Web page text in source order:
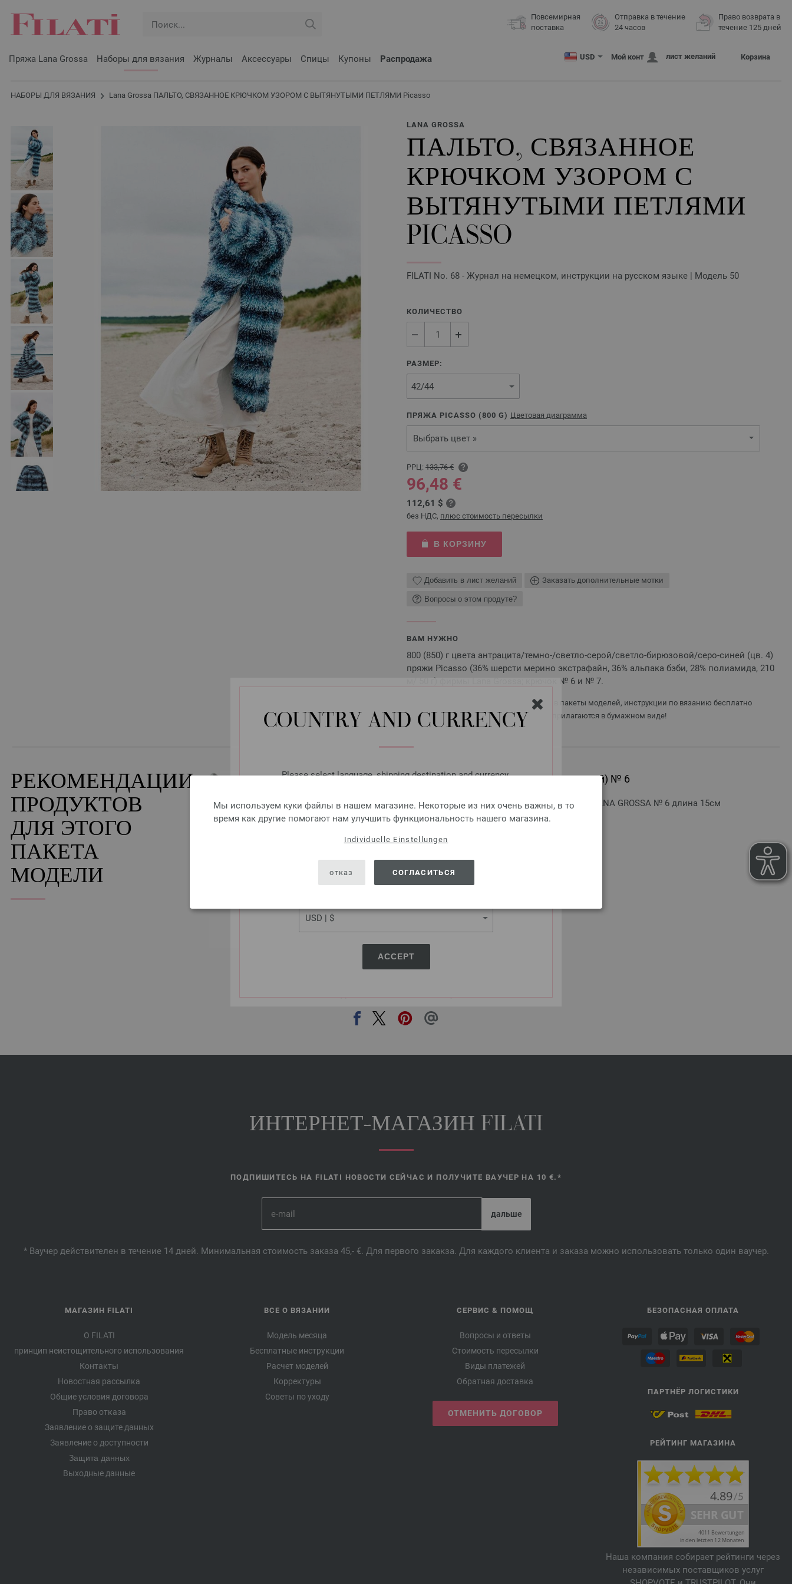
COUNTRY AND CURRENCY
Please select language, shipping destination and currency.
SHIPPING TO
USA - The United States of America
ACCEPT
Мы используем куки файлы в нашем магазине. Некоторые из них очень важны, в то
время как другие помогают нам улучшить функциональность нашего магазина.
Individuelle Einstellungen
отказ СОГЛАСИТЬСЯ
Повсемирная
поставка
Отправка в течение
24 часов
Право возврата в
течение 125 дней
Пряжа Lana Grossa Наборы для вязания Журналы Аксессуары Спицы Купоны Распродажа USD Мой конт лист желаний Корзина
НАБОРЫ ДЛЯ ВЯЗАНИЯ Lana Grossa ПАЛЬТО, СВЯЗАННОЕ КРЮЧКОМ УЗОРОМ С ВЫТЯНУТЫМИ ПЕТЛЯМИ Picasso
LANA GROSSA
ПАЛЬТО, СВЯЗАННОЕ
КРЮЧКОМ УЗОРОМ С
ВЫТЯНУТЫМИ ПЕТЛЯМИ
PICASSO
FILATI No. 68 - Журнал на немецком, инструкции на русском языке | Модель 50
КОЛИЧЕСТВО
РАЗМЕР:
ПРЯЖА PICASSO (800 G) Цветовая диаграмма
Выбрать цвет »
РРЦ: 133,76 €
96,48 €
112,61 $
без НДС, плюс стоимость пересылки
В КОРЗИНУ
Добавить в лист желаний Заказать дополнительные мотки
Вопросы о этом продуте?
ВАМ НУЖНО
800 (850) г цвета антрацита/темно-/светло-серой/светло-бирюзовой/серо-синей (цв. 4)
пряжи Picasso (36% шерсти мерино экстрафайн, 36% альпака бэби, 28% полиамида, 210
м/ 50 г) фирмы Lana Grossa; крючок № 6 и № 7.
Спицы, пуговицы, аксессуары не входят в пакеты моделей, инструкции по вязанию бесплатно
высылаются по электронной почте или прилагаются в бумажном виде!
РЕКОМЕНДАЦИИ
ПРОДУКТОВ
ДЛЯ ЭТОГО
ПАКЕТА
МОДЕЛИ
крючок с мягкой накладкой (алюминий) № 6
крючок с мягкой накладкой (алюминий) от LANA GROSSA № 6 длина 15см
2,73 €
3,19 $
КОЛИЧЕСТВО
Добавить в лист желаний
ПОДЕЛИТЬСЯ ЭТОЙ СТРАНИЦЕЙ
ИНТЕРНЕТ-МАГАЗИН FILATI
ПОДПИШИТЕСЬ НА FILATI НОВОСТИ СЕЙЧАС И ПОЛУЧИТЕ ВАУЧЕР НА 10 €.*
* Ваучер действителен в течение 14 дней. Минимальная стоимость заказа 45,- €. Для первого закакза. Для каждого клиента и заказа можно использовать только один ваучер.
МАГАЗИН FILATI
О FILATI
принцип неистощительного использования
Контакты
Новостная рассылка
Общие условия договора
Право отказа
Заявление о защите данных
Заявление о доступности
Защита данных
Выходные данные
ВСЕ О ВЯЗАНИИ
Модель месяца
Бесплатные инструкции
Расчет моделей
Корректуры
Советы по уходу
СЕРВИС & ПОМОЩ
Вопросы и ответы
Стоимость пересылки
Виды платежей
Обратная доставка
ОТМЕНИТЬ ДОГОВОР
БЕЗОПАСНАЯ ОПЛАТА
ПАРТНЁР ЛОГИСТИКИ
РЕЙТИНГ МАГАЗИНА
Наша компания собирает рейтинги через
независимых поставщиков услуг